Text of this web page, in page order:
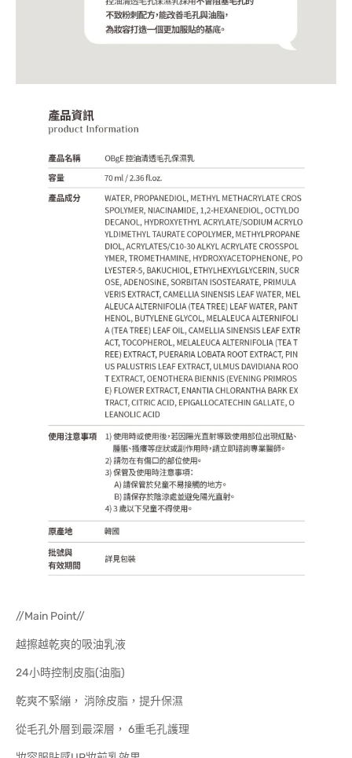
//Main Point//
越擦越乾爽的吸油乳液
24小時控制皮脂(油脂)
乾爽不緊繃， 消除皮脂，提升保濕
從毛孔外層到最深層， 6重毛孔護理